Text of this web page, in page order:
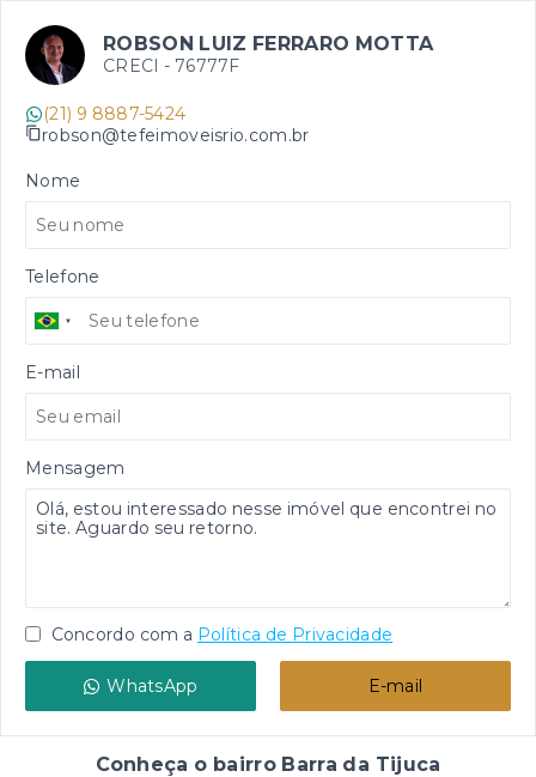
ROBSON LUIZ FERRARO MOTTA
CRECI - 76777F
(21) 9 8887-5424
robson@tefeimoveisrio.com.br
Nome
Telefone
E-mail
Mensagem
Concordo com a Política de Privacidade
WhatsApp E-mail
Conheça o bairro Barra da Tijuca